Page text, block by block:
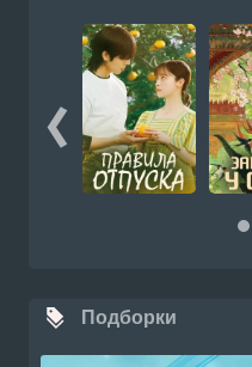
Подборки